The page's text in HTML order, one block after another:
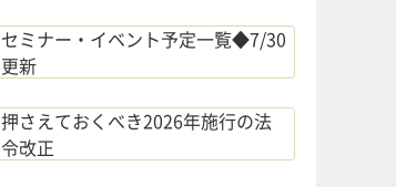
セミナー・イベント予定一覧◆7/30
更新
押さえておくべき2026年施行の法
令改正